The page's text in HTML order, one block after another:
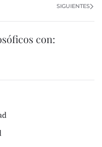
SIGUIENTES
con: